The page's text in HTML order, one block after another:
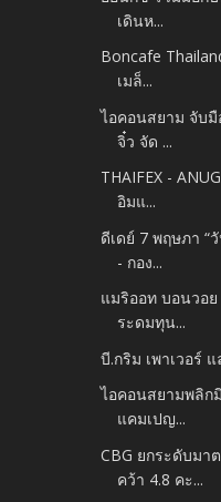
เดินห...
Boncafe
เมล็...
ไอคอนสยาม จับมื
จิ๋ว จัด ...
THAIFEX -
อิมแ...
ดีเดย์ 7 พฤษภา “
- กอง...
แมริออท บอนวอย
ระดมทุน...
บี.กริม เพาเวอร์
ไอคอนสยามพลิก
แคมเปญ...
CBG ยกระดับมา
คว้า 4.8 คะ...